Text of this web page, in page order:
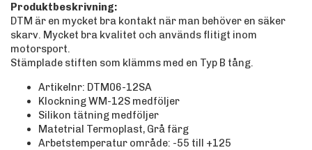
Produktbeskrivning:
DTM är en mycket bra kontakt när man behöver en säker
skarv. Mycket bra kvalitet och används flitigt inom
motorsport.
Stämplade stiften som klämms med en Typ B tång.
Artikelnr: DTM06-12SA
Klockning WM-12S medföljer
Silikon tätning medföljer
Matetrial Termoplast, Grå färg
Arbetstemperatur område: -55 till +125